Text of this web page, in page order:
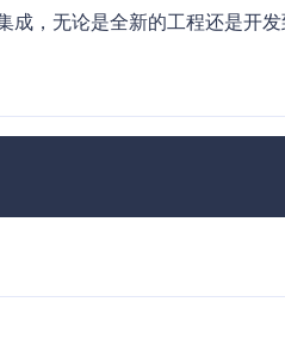
，无论是全新的工程还是开发